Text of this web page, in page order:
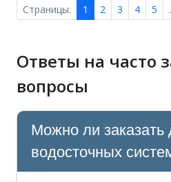
Страницы: 1 2 3 4 5
Ответы на часто
вопросы
Можно ли заказать
водосточных